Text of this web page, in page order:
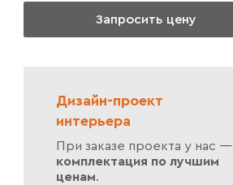
Запросить цену
Дизайн-проект
интерьера
При заказе проекта у нас —
комплектация по лучшим
ценам.